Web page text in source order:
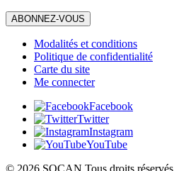
ABONNEZ-VOUS
Modalités et conditions
Politique de confidentialité
Carte du site
Me connecter
Facebook
Twitter
Instagram
YouTube
© 2026 SOCAN Tous droits réservés